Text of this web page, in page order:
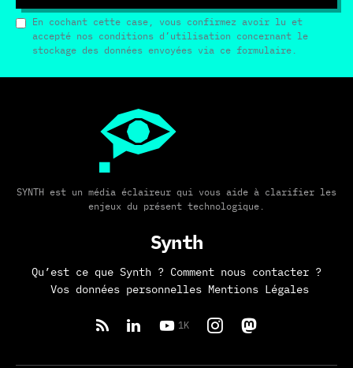
En cochant cette case, vous confirmez avoir lu et
accepté nos conditions d’utilisation concernant le
stockage des données envoyées via ce formulaire.
SYNTH est un média éclaireur qui vous aide à clarifier les
enjeux du présent technologique.
Synth
Qu’est ce que Synth ?
Comment nous contacter ?
Vos données personnelles
Mentions Légales
1K